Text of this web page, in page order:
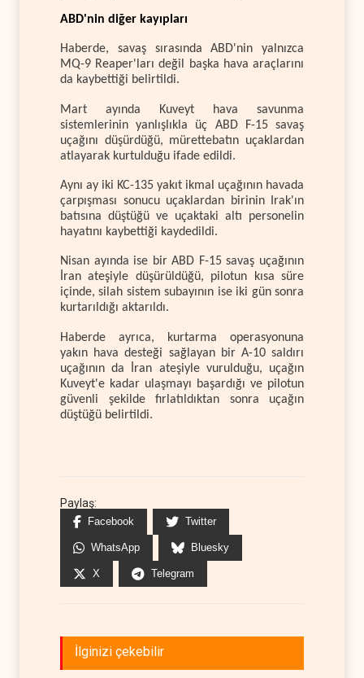
ABD'nin diğer kayıpları
Haberde, savaş sırasında ABD'nin yalnızca
MQ-9 Reaper'ları değil başka hava araçlarını
da kaybettiği belirtildi.
Mart ayında Kuveyt hava savunma
sistemlerinin yanlışlıkla üç ABD F-15 savaş
uçağını düşürdüğü, mürettebatın uçaklardan
atlayarak kurtulduğu ifade edildi.
Aynı ay iki KC-135 yakıt ikmal uçağının havada
çarpışması sonucu uçaklardan birinin Irak'ın
batısına düştüğü ve uçaktaki altı personelin
hayatını kaybettiği kaydedildi.
Nisan ayında ise bir ABD F-15 savaş uçağının
İran ateşiyle düşürüldüğü, pilotun kısa süre
içinde, silah sistem subayının ise iki gün sonra
kurtarıldığı aktarıldı.
Haberde ayrıca, kurtarma operasyonuna
yakın hava desteği sağlayan bir A-10 saldırı
uçağının da İran ateşiyle vurulduğu, uçağın
Kuveyt'e kadar ulaşmayı başardığı ve pilotun
güvenli şekilde fırlatıldıktan sonra uçağın
düştüğü belirtildi.
Paylaş:
Facebook Twitter
WhatsApp Bluesky
X Telegram
İlginizi çekebilir